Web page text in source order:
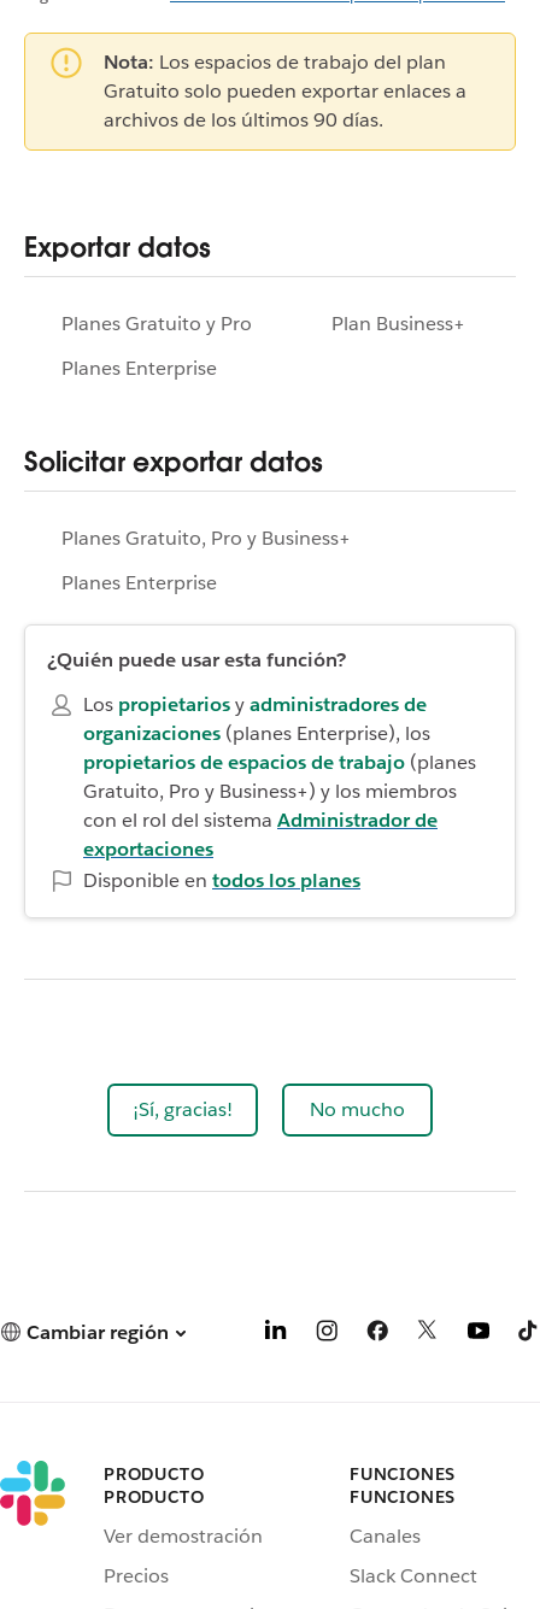
Nota: Los espacios de trabajo del plan
Gratuito solo pueden exportar enlaces a
archivos de los últimos 90 días.
Exportar datos
Planes Gratuito y Pro
Plan Business+
Planes Enterprise
Solicitar exportar datos
Planes Gratuito, Pro y Business+
Planes Enterprise
¿Quién puede usar esta función?
Los propietariosyadministradores de
organizaciones (planes Enterprise), los
propietarios de espacios de trabajo (planes
Gratuito, Pro y Business+) y los miembros
con el rol del sistema Administrador de
exportaciones
Disponible en todos los planes
¡Sí, gracias! No mucho
Cambiar región
PRODUCTO
PRODUCTO
Ver demostración
Precios
FUNCIONES
FUNCIONES
Canales
Slack Connect